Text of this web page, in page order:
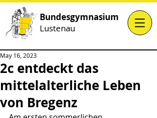
Bundesgymnasium
Lustenau
2c entdeckt das
mittelalterliche Leben
von Bregenz
May 16, 2023